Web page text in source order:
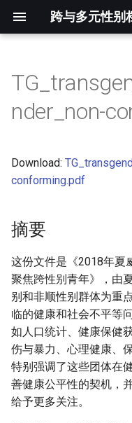
跨与多元性别
开
摘要
正文
nder_non-
Download:
conforming.pdf
摘要
这份文件是《2018年夏
聚焦跨性别青年》，由
别和非顺性别群体为重
临的健康和社会不平等
如人口统计、健康保健
伤与暴力、心理健康、
特别强调了这些团体在
善健康公平性的契机，
给予更多关注。